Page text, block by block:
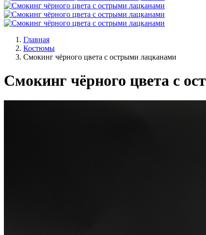
Главная
Костюмы
Смокинг чёрного цвета с острыми лацканами
Смокинг чёрного цвета с